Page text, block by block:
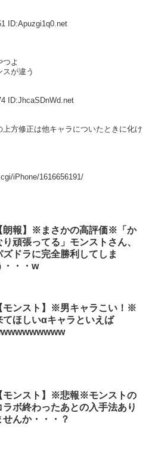
ID:Apuzgi1q0.net
つよ
が違う
ID:JhcaSDnWd.net
方修正は他キャラについたときに化け
iPhone/1616656191/
朗報】※まさかの高評価※「か
り頑張ってる」モンストさん、
ズドラに完全勝利してしま
・・・w
モンスト】※男キャラこい！※
てほしいαキャラといえば
モンスト】※悲報※モンストの
ラボ終わったあとの入手法あり
せんか・・・？